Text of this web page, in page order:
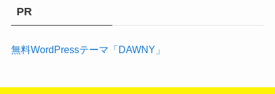
PR
無料WordPressテーマ「DAWNY」